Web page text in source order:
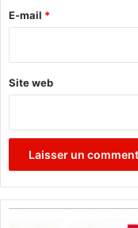
e
E-mail *
Site web